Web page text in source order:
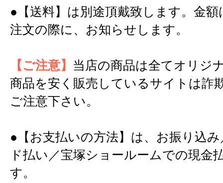
●【送料】は別途頂戴致します。金
注文の際に、お知らせします。
【ご注意】 当店の商品は全てオリジ
商品を安く販売しているサイトは詐
ご注意下さい。
●【お支払いの方法】は、お振り込
ド払い／宝塚ショールームでの現金
す。